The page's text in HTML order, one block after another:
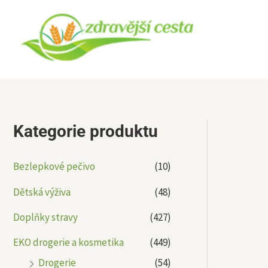
obsah
Kategorie produktu
Bezlepkové pečivo
(10)
Dětská výživa
(48)
Doplňky stravy
(427)
EKO drogerie a kosmetika
(449)
Drogerie
(54)